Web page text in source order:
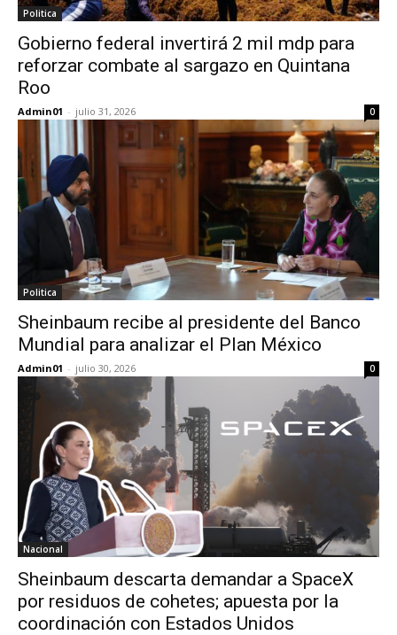
Politica
Gobierno federal invertirá 2 mil mdp para
reforzar combate al sargazo en Quintana
Roo
Admin01 - julio 31, 2026 0
Politica
Sheinbaum recibe al presidente del Banco
Mundial para analizar el Plan México
Admin01 - julio 30, 2026 0
Nacional
Sheinbaum descarta demandar a SpaceX
por residuos de cohetes; apuesta por la
coordinación con Estados Unidos